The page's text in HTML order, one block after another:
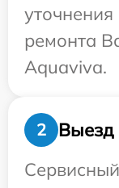
ремонта
Aquaviva.
2
Выезд